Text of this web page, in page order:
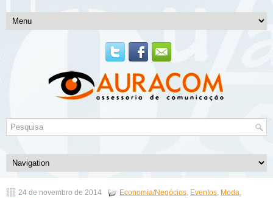
24 de novembro de 2014 Economia/Negócios, Eventos, Moda,